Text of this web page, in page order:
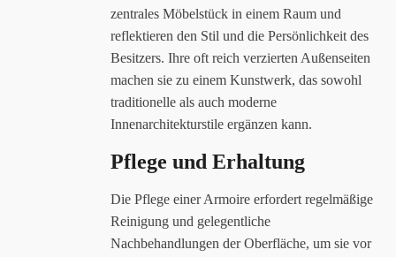
zentrales Möbelstück in einem Raum und
reflektieren den Stil und die Persönlichkeit des
Besitzers. Ihre oft reich verzierten Außenseiten
machen sie zu einem Kunstwerk, das sowohl
traditionelle als auch moderne
Innenarchitekturstile ergänzen kann.
Pflege und Erhaltung
Die Pflege einer Armoire erfordert regelmäßige
Reinigung und gelegentliche
Nachbehandlungen der Oberfläche, um sie vor